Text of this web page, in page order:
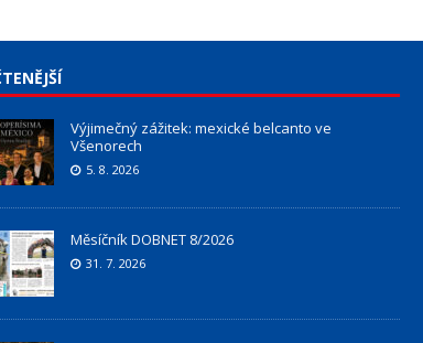
Výjimečný zážitek: mexické belcanto ve
Všenorech
5. 8. 2026
Měsíčník DOBNET 8/2026
31. 7. 2026